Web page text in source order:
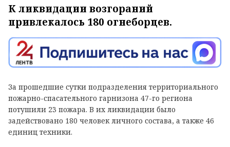
К ликвидации возгораний
привлекалось 180 огнеборцев.
За прошедшие сутки подразделения территориального
пожарно-спасательного гарнизона 47-го региона
потушили 23 пожара. В их ликвидации было
задействовано 180 человек личного состава, а также 46
единиц техники.